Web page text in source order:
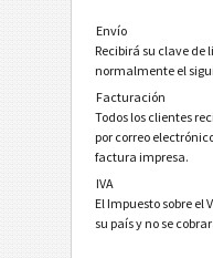
Envío
Recibirá su clave de
normalmente el
Facturación
Todos los clientes
por correo
factura impresa.
IVA
El Impuesto sobre el
su país y no se